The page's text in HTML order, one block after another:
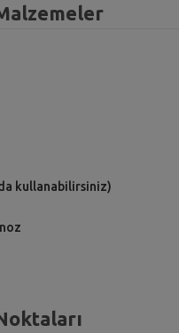
kullanabilirsiniz)